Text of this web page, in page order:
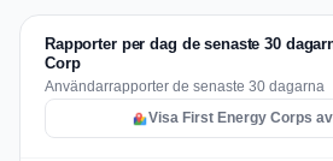
Rapporter per dag de senaste 30
Corp
Användarrapporter de senaste 30 dagarna
Visa First Energy Corps